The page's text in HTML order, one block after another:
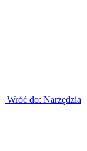
Wróć do: Narzędzia